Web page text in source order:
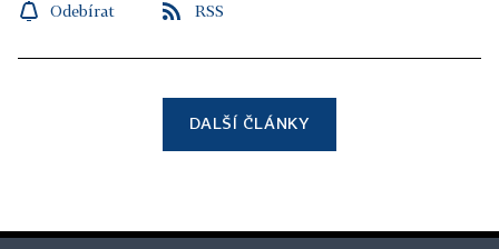
Odebírat RSS
DALŠÍ ČLÁNKY